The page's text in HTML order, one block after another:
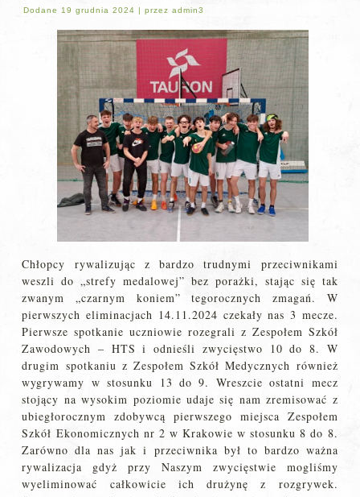
Dodane 19 grudnia 2024 |przez admin3
Chłopcy rywalizując z bardzo trudnymi przeciwnikami
weszli do „strefy medalowej” bez porażki, stając się tak
zwanym „czarnym koniem” tegorocznych zmagań. W
pierwszych eliminacjach 14.11.2024 czekały nas 3 mecze.
Pierwsze spotkanie uczniowie rozegrali z Zespołem Szkół
Zawodowych – HTS i odnieśli zwycięstwo 10 do 8. W
drugim spotkaniu z Zespołem Szkół Medycznych również
wygrywamy w stosunku 13 do 9. Wreszcie ostatni mecz
stojący na wysokim poziomie udaje się nam zremisować z
ubiegłorocznym zdobywcą pierwszego miejsca Zespołem
Szkół Ekonomicznych nr 2 w Krakowie w stosunku 8 do 8.
Zarówno dla nas jak i przeciwnika był to bardzo ważna
rywalizacja gdyż przy Naszym zwycięstwie mogliśmy
wyeliminować całkowicie ich drużynę z rozgrywek.